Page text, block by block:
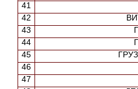
41
42
43
44
45
46
47